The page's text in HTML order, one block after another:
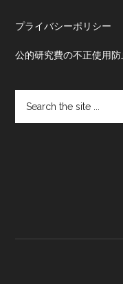
プライバシーポリシー
公的研究費の不正使用
the